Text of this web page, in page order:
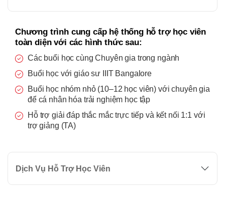
Chương trình cung cấp hệ thống hỗ trợ học viên
toàn diện với các hình thức sau:
Các buổi học cùng Chuyên gia trong ngành
Buổi học với giáo sư IIIT Bangalore
Buổi học nhóm nhỏ (10–12 học viên) với chuyên gia
để cá nhân hóa trải nghiệm học tập
Hỗ trợ giải đáp thắc mắc trực tiếp và kết nối 1:1 với
trợ giảng (TA)
Dịch Vụ Hỗ Trợ Học Viên